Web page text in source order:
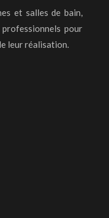
et salles de bain,
pour
leur réalisation.